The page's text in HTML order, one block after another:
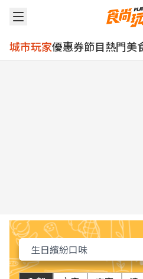
城市玩家優惠券節目熱門美